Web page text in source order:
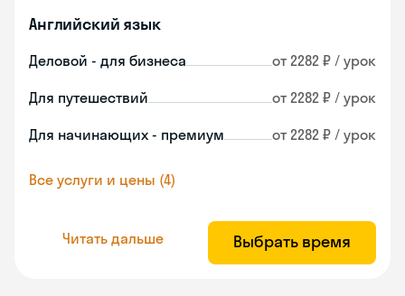
Английский язык
Деловой - для бизнеса от 2282 ₽ / урок
Для путешествий от 2282 ₽ / урок
Для начинающих - премиум от 2282 ₽ / урок
Все услуги и цены (4)
Читать дальше Выбрать время